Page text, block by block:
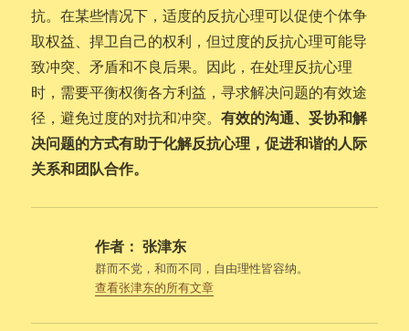
抗。在某些情况下，适度的反抗心理可以促使个体争
取权益、捍卫自己的权利，但过度的反抗心理可能导
致冲突、矛盾和不良后果。因此，在处理反抗心理
时，需要平衡权衡各方利益，寻求解决问题的有效途
径，避免过度的对抗和冲突。有效的沟通、妥协和解
决问题的方式有助于化解反抗心理，促进和谐的人际
关系和团队合作。
作者： 张津东
群而不党，和而不同，自由理性皆容纳。
查看张津东的所有文章